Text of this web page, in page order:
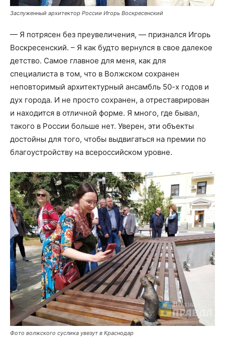
Заслуженный архитектор России Игорь Воскресенский
— Я потрясен без преувеличения, — признался Игорь
Воскресенский. – Я как будто вернулся в свое далекое
детство. Самое главное для меня, как для
специалиста в том, что в Волжском сохранен
неповторимый архитектурный ансамбль 50-х годов и
дух города. И не просто сохранен, а отреставрирован
и находится в отличной форме. Я много, где бывал,
такого в России больше нет. Уверен, эти объекты
достойны для того, чтобы выдвигаться на премии по
благоустройству на всероссийском уровне.
Фото волжского суслика увезут в Краснодар